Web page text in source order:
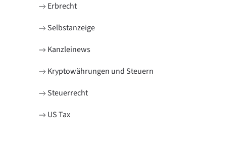
Erbrecht
Selbstanzeige
Kanzleinews
Kryptowährungen und Steuern
Steuerrecht
US Tax